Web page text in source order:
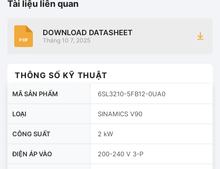
Tài liệu liên quan
PDF
DOWNLOAD DATASHEET
Tháng 10 7, 2025
THÔNG SỐ KỸ THUẬT
MÃ SẢN PHẨM 6SL3210-5FB12-0UA0
LOẠI SINAMICS V90
CÔNG SUẤT 2 kW
ĐIỆN ÁP VÀO 200-240 V 3-P